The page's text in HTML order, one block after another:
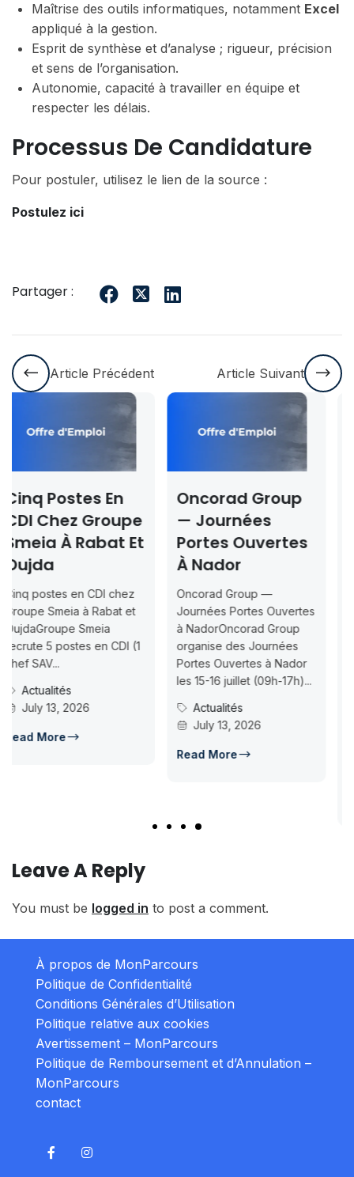
Maîtrise des outils informatiques, notamment Excel
appliqué à la gestion.
Esprit de synthèse et d’analyse ; rigueur, précision
et sens de l’organisation.
Autonomie, capacité à travailler en équipe et
respecter les délais.
Processus De Candidature
Pour postuler, utilisez le lien de la source :
Postulez ici
Partager :
Article Précédent Article Suivant
Oncorad Group
— Journées
Portes Ouvertes
À Nador
Oncorad Group —
Journées Portes Ouvertes
à NadorOncorad Group
organise des Journées
Portes Ouvertes à Nador
Actualités
Concours ISMAC
Rabat & Dakhla
2026-2027 —
Inscription
Jusqu’au 2026-
07-18
Concours d’accès L1
Inscription jusqu’au 2026-
07-18ISMAC ouvre les
candidatures au concours
d’accès en L1 pour...
Concours Post-Bac
Leave A Reply
You must be logged in to post a comment.
À propos de MonParcours
Politique de Confidentialité
Conditions Générales d’Utilisation
Politique relative aux cookies
Avertissement – MonParcours
Politique de Remboursement et d’Annulation –
MonParcours
contact